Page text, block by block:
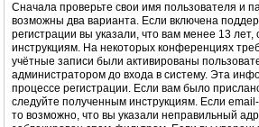
Сначала проверьте свои имя пользователя и
возможны два варианта. Если включена
регистрации вы указали, что вам менее 13
инструкциям. На некоторых конференциях
учётные записи были активированы
администратором до входа в систему. Эта
процессе регистрации. Если вам было
следуйте полученным инструкциям. Если
то возможно, что вы указали неправильный